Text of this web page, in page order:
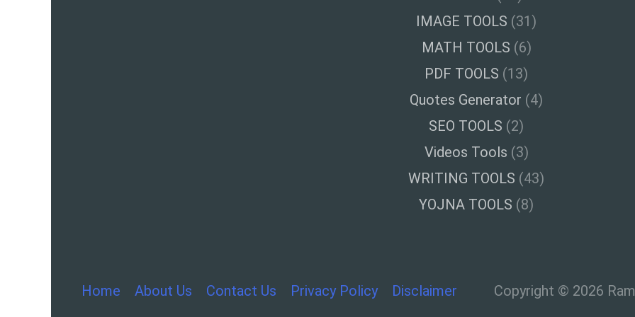
IMAGE TOOLS (31)
MATH TOOLS (6)
PDF TOOLS (13)
Quotes Generator (4)
SEO TOOLS (2)
Videos Tools (3)
WRITING TOOLS (43)
YOJNA TOOLS (8)
Home About Us Contact Us Privacy Policy Disclaimer Copyright © 2026